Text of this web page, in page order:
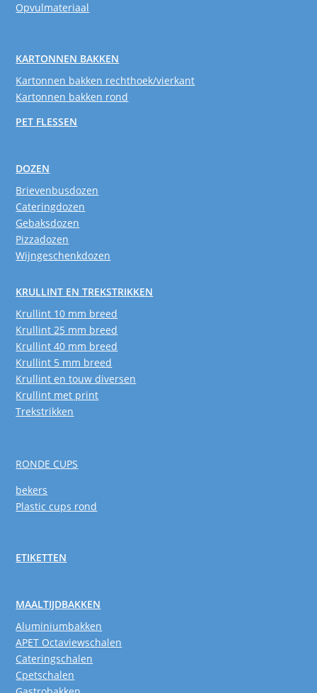
Opvulmateriaal
KARTONNEN BAKKEN
Kartonnen bakken rechthoek/vierkant
Kartonnen bakken rond
PET FLESSEN
DOZEN
Brievenbusdozen
Cateringdozen
Gebaksdozen
Pizzadozen
Wijngeschenkdozen
KRULLINT EN TREKSTRIKKEN
Krullint 10 mm breed
Krullint 25 mm breed
Krullint 40 mm breed
Krullint 5 mm breed
Krullint en touw diversen
Krullint met print
Trekstrikken
RONDE CUPS
bekers
Plastic cups rond
ETIKETTEN
MAALTIJDBAKKEN
Aluminiumbakken
APET Octaviewschalen
Cateringschalen
Cpetschalen